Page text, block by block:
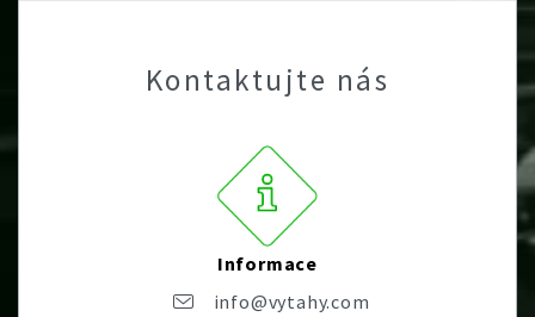
Kontaktujte nás
Informace
info@vytahy.com